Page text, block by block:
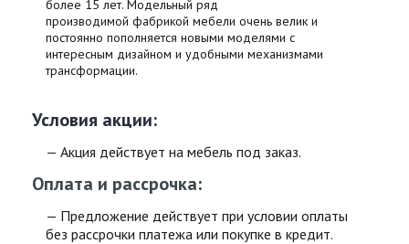
более 15 лет. Модельный ряд
производимой фабрикой мебели очень велик и
постоянно пополняется новыми моделями с
интересным дизайном и удобными механизмами
трансформации.
Условия акции:
— Акция действует на мебель под заказ.
Оплата и рассрочка:
— Предложение действует при условии оплаты
без рассрочки платежа или покупке в кредит.